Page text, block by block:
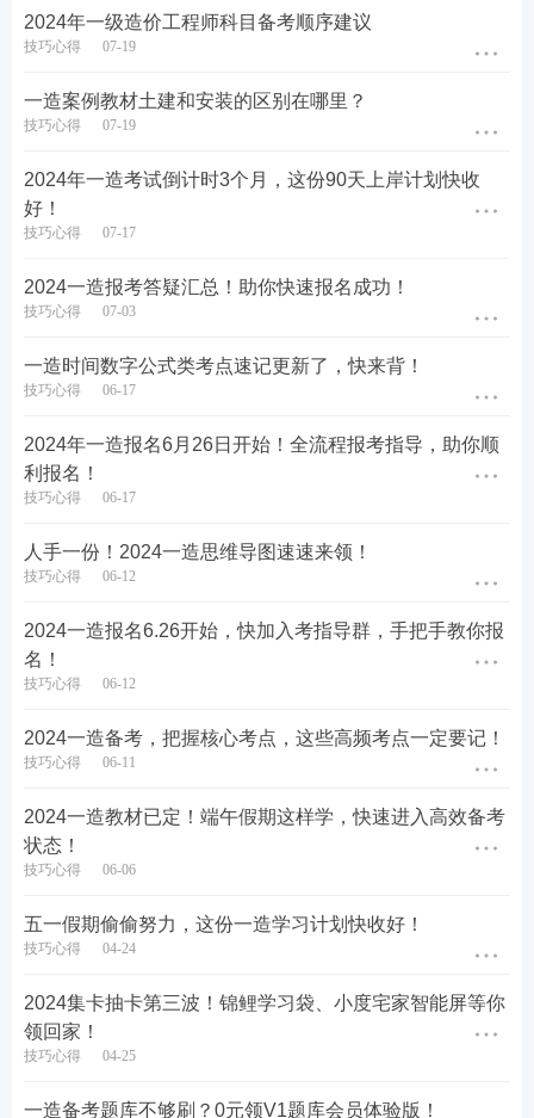
兑换步骤：
进入小程序—进入领书（点立即兑换）
功获得兑换券（选择领取科目）——兑换——填写收
货地址等待邮寄【每周四邮寄】
一造模考大赛
2024年一级造价师模考大赛8月12日起开启，
考需要大家认真对待，万人同台竞技，和正式考试一
样(时间一样、题量一样、氛围一样)。考完后还会有
标准答案、成绩排行榜、及格率等，让你知晓差距。
2024年一级造价工程师科目备考顺序建议
技巧心得 07-19
一造案例教材土建和安装的区别在哪里？
技巧心得 07-19
2024年一造考试倒计时3个月，这份90天上岸计划快收
好！
技巧心得 07-17
2024一造报考答疑汇总！助你快速报名成功！
技巧心得 07-03
一造时间数字公式类考点速记更新了，快来背！
技巧心得 06-17
2024年一造报名6月26日开始！全流程报考指导，助你顺
利报名！
技巧心得 06-17
人手一份！2024一造思维导图速速来领！
技巧心得 06-12
2024一造报名6.26开始，快加入考指导群，手把手教你报
名！
技巧心得 06-12
2024一造备考，把握核心考点，这些高频考点一定要记！
技巧心得 06-11
2024一造教材已定！端午假期这样学，快速进入高效备考
状态！
技巧心得 06-06
五一假期偷偷努力，这份一造学习计划快收好！
技巧心得 04-24
2024集卡抽卡第三波！锦鲤学习袋、小度宅家智能屏等你
领回家！
技巧心得 04-25
一造备考题库不够刷？0元领V1题库会员体验版！